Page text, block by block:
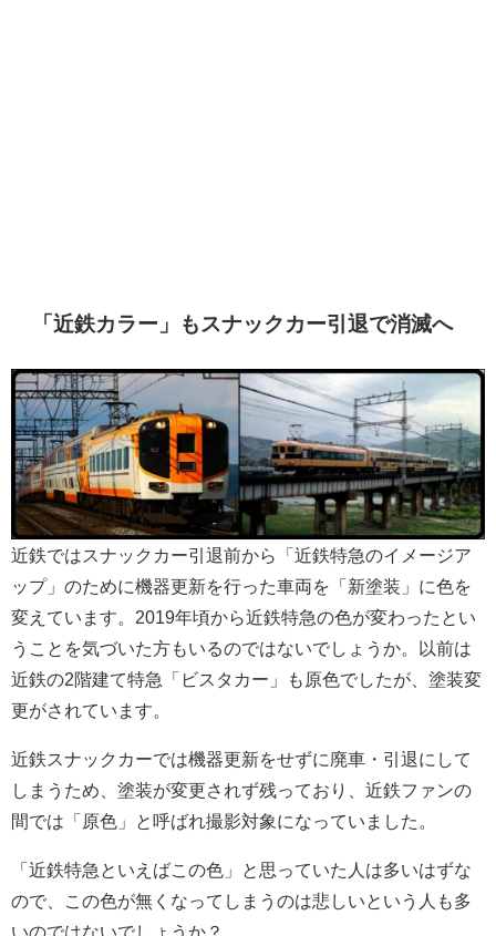
「近鉄カラー」もスナックカー引退で消滅へ
近鉄ではスナックカー引退前から「近鉄特急のイメージア
ップ」のために機器更新を行った車両を「新塗装」に色を
変えています。2019年頃から近鉄特急の色が変わったとい
うことを気づいた方もいるのではないでしょうか。以前は
近鉄の2階建て特急「ビスタカー」も原色でしたが、塗装変
更がされています。
近鉄スナックカーでは機器更新をせずに廃車・引退にして
しまうため、塗装が変更されず残っており、近鉄ファンの
間では「原色」と呼ばれ撮影対象になっていました。
「近鉄特急といえばこの色」と思っていた人は多いはずな
ので、この色が無くなってしまうのは悲しいという人も多
いのではないでしょうか？